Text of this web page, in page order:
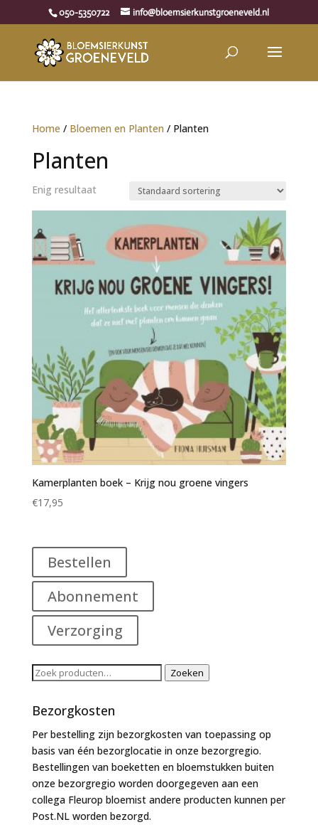
050-5350722 info@bloemsierkunstgroeneveld.nl
Home / Bloemen en Planten / Planten
Planten
Enig resultaat
Kamerplanten boek – Krijg nou groene vingers
€17,95
Bestellen
Abonnement
Verzorging
Zoeken
Zoeken
Bezorgkosten
Per bestelling zijn bezorgkosten van toepassing op
basis van één bezorglocatie in onze bezorgregio.
Bestellingen van boeketten en bloemstukken buiten
onze bezorgregio worden doorgegeven aan een
collega Fleurop bloemist andere producten kunnen per
Post.NL worden bezorgd.